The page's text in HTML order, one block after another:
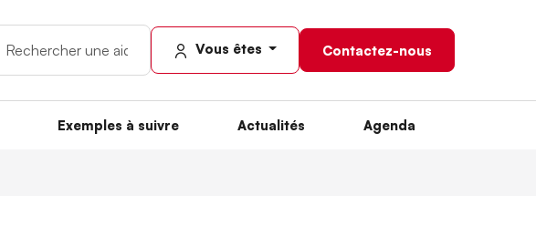
Vous êtes Contactez-nous
Exemples à suivre Actualités Agenda